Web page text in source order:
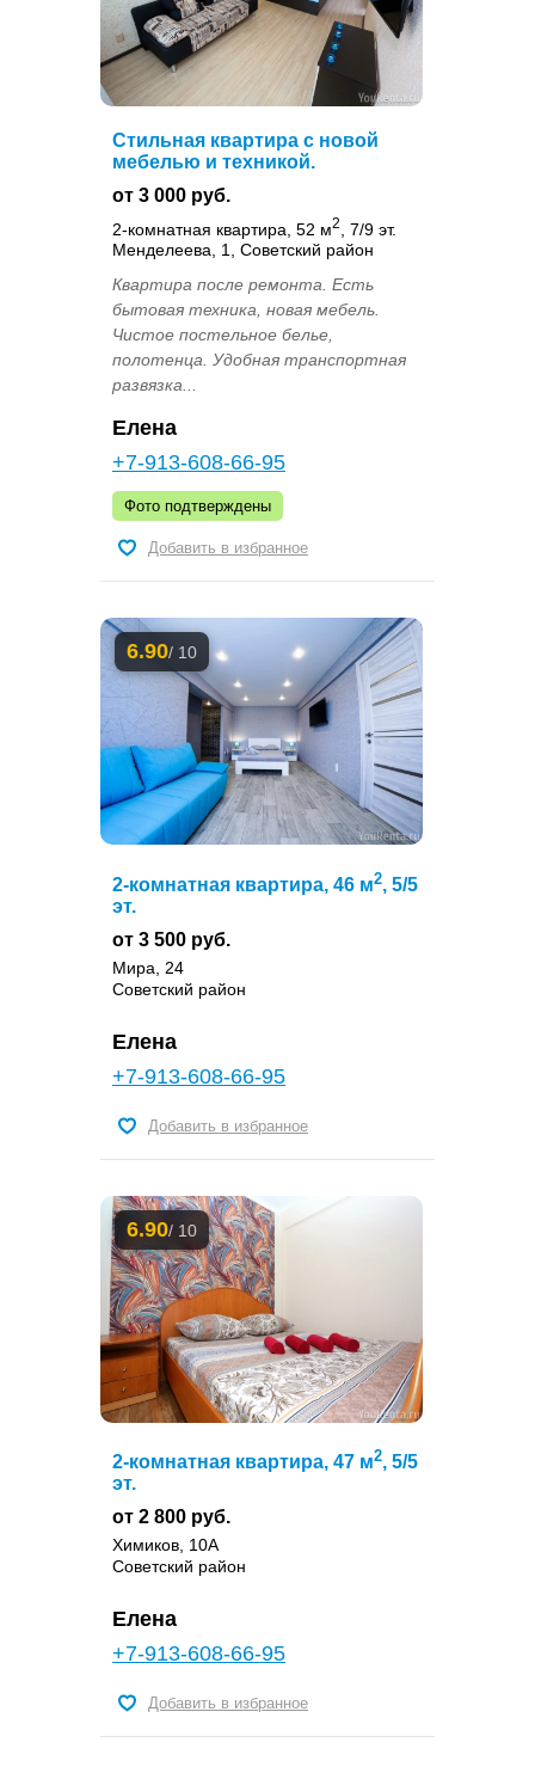
Стильная квартира с новой
мебелью и техникой.
от 3 000 руб.
2-комнатная квартира, 52 м2
, 7/9 эт.
Менделеева, 1, Советский район
Квартира после ремонта. Есть
бытовая техника, новая мебель.
Чистое постельное белье,
полотенца. Удобная транспортная
развязка...
Елена
+7-913-608-66-95
Фото подтверждены
Добавить в избранное
6.90/ 10
2-комнатная квартира, 46 м2, 5/5
эт.
от 3 500 руб.
Мира, 24
Советский район
Елена
+7-913-608-66-95
Добавить в избранное
6.90/ 10
2-комнатная квартира, 47 м2, 5/5
эт.
от 2 800 руб.
Химиков, 10А
Советский район
Елена
+7-913-608-66-95
Добавить в избранное